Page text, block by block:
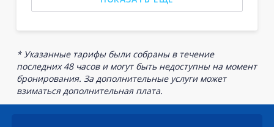
* Указанные тарифы были собраны в течение
последних 48 часов и могут быть недоступны на момент
бронирования. За дополнительные услуги может
взиматься дополнительная плата.